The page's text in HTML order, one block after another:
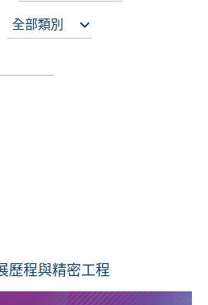
全部類別
歷程與精密工程